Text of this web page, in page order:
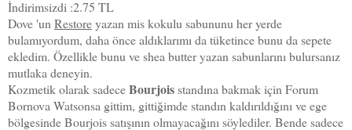
İndirimsizdi :2.75 TL
Dove 'un Restoreyazan mis kokulu sabununu her yerde
bulamıyordum, daha önce aldıklarımı da tüketince bunu da sepete
ekledim. Özellikle bunu ve shea butter yazan sabunlarını bulursanız
mutlaka deneyin.
Kozmetik olarak sadeceBourjoisstandına bakmak için Forum
Bornova Watsonsa gittim, gittiğimde standın kaldırıldığını ve ege
bölgesinde Bourjois satışının olmayacağını söylediler. Bende sadece